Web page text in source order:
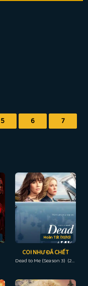
5 6
7
Hoàn Tất (10/10)
COI NHƯ ĐÃ CHẾT
Dead to Me (Season 3) (2022)